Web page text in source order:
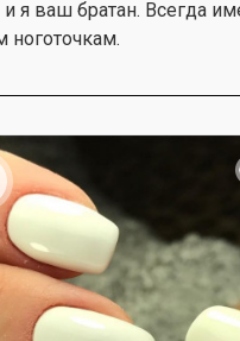
я ваш братан. Всегда
ноготочкам.